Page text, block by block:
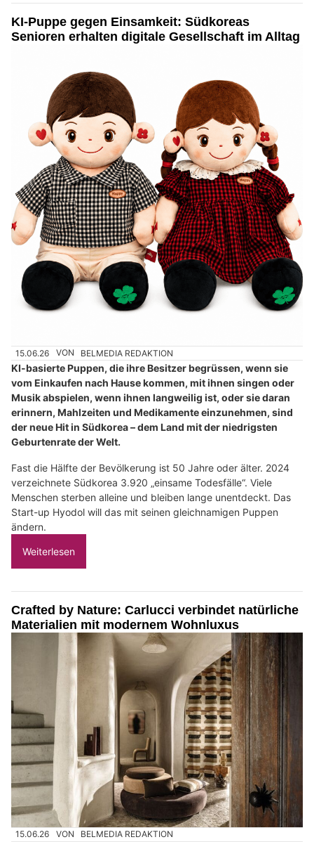
KI-Puppe gegen Einsamkeit: Südkoreas
Senioren erhalten digitale Gesellschaft im Alltag
15.06.26 VON BELMEDIA REDAKTION
KI-basierte Puppen, die ihre Besitzer begrüssen, wenn sie
vom Einkaufen nach Hause kommen, mit ihnen singen oder
Musik abspielen, wenn ihnen langweilig ist, oder sie daran
erinnern, Mahlzeiten und Medikamente einzunehmen, sind
der neue Hit in Südkorea – dem Land mit der niedrigsten
Geburtenrate der Welt.
Fast die Hälfte der Bevölkerung ist 50 Jahre oder älter. 2024
verzeichnete Südkorea 3.920 „einsame Todesfälle“. Viele
Menschen sterben alleine und bleiben lange unentdeckt. Das
Start-up Hyodol will das mit seinen gleichnamigen Puppen
ändern.
Weiterlesen
Crafted by Nature: Carlucci verbindet natürliche
Materialien mit modernem Wohnluxus
15.06.26 VON BELMEDIA REDAKTION